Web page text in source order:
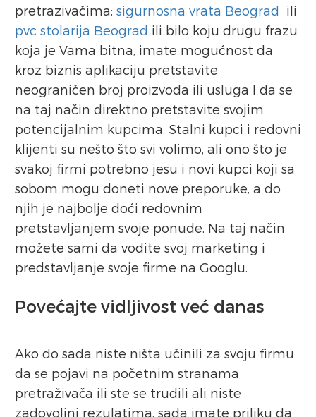
pretrazivačima: sigurnosna vrata Beograd ili
pvc stolarija Beograd ili bilo koju drugu frazu
koja je Vama bitna, imate mogućnost da
kroz biznis aplikaciju pretstavite
neograničen broj proizvoda ili usluga I da se
na taj način direktno pretstavite svojim
potencijalnim kupcima. Stalni kupci i redovni
klijenti su nešto što svi volimo, ali ono što je
svakoj firmi potrebno jesu i novi kupci koji sa
sobom mogu doneti nove preporuke, a do
njih je najbolje doći redovnim
pretstavljanjem svoje ponude. Na taj način
možete sami da vodite svoj marketing i
predstavljanje svoje firme na Googlu.
Povećajte vidljivost već danas
Ako do sada niste ništa učinili za svoju firmu
da se pojavi na početnim stranama
pretraživača ili ste se trudili ali niste
zadovoljni rezulatima, sada imate priliku da